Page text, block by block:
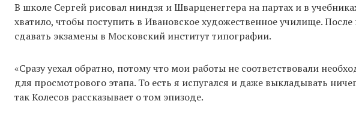
В школе Сергей рисовал ниндзя и Шварценеггера на партах и в
хватило, чтобы поступить в Ивановское художественное училище. После
сдавать экзамены в Московский институт типографии.
«Сразу уехал обратно, потому что мои работы не соответствовали
для просмотрового этапа. То есть я испугался и даже выкладывать
так Колесов рассказывает о том эпизоде.